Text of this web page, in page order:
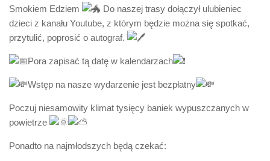
Smokiem Edziem
Do naszej trasy dołączył ulubieniec
dzieci z kanału Youtube, z którym będzie można się spotkać,
przytulić, poprosić o autograf.
Pora zapisać tą datę w kalendarzach
Wstęp na nasze wydarzenie jest bezpłatny
Poczuj niesamowity klimat tysięcy baniek wypuszczanych w
powietrze
Ponadto na najmłodszych będą czekać: